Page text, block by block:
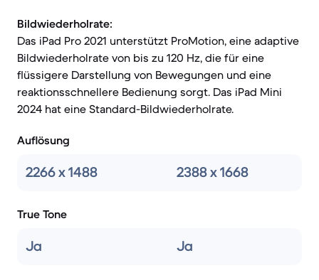
Bildwiederholrate:
Das iPad Pro 2021 unterstützt ProMotion, eine adaptive
Bildwiederholrate von bis zu 120 Hz, die für eine
flüssigere Darstellung von Bewegungen und eine
reaktionsschnellere Bedienung sorgt. Das iPad Mini
2024 hat eine Standard-Bildwiederholrate.
Auflösung
2266 x 1488 2388 x 1668
True Tone
Ja Ja